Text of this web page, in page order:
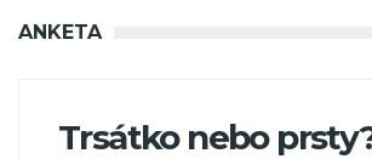
ANKETA
Trsátko nebo